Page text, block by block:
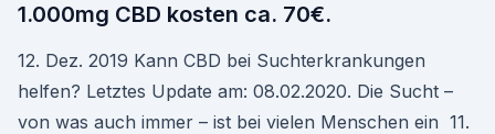
1.000mg CBD kosten ca. 70€.
12. Dez. 2019 Kann CBD bei Suchterkrankungen
helfen? Letztes Update am: 08.02.2020. Die Sucht –
von was auch immer – ist bei vielen Menschen ein 11.